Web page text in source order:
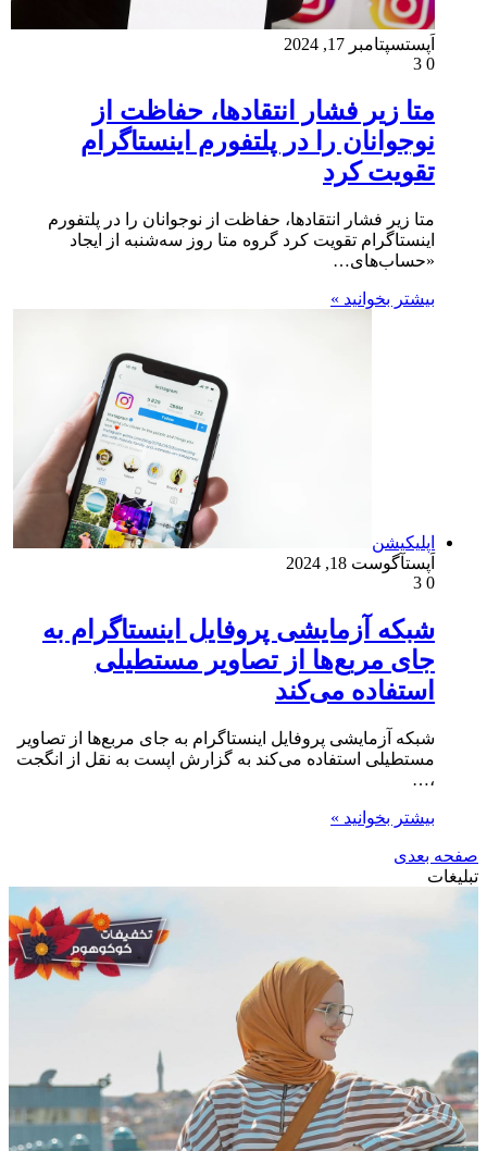
اَپستسپتامبر 17, 2024
0
متا زیر فشار انتقاد‌ها، حفاظت از
نوجوانان را در پلتفورم‌ اینستاگرام
تقویت کرد
متا زیر فشار انتقاد‌ها، حفاظت از نوجوانان را در پلتفورم‌
اینستاگرام تقویت کرد گروه متا روز سه‌شنبه از ایجاد
«حساب‌های…
بیشتر بخوانید »
اپلیکیشن
اَپستآگوست 18, 2024
0
شبکه آزمایشی پروفایل اینستاگرام به
جای مربع‌ها از تصاویر مستطیلی
استفاده می‌کند
شبکه آزمایشی پروفایل اینستاگرام به جای مربع‌ها از تصاویر
مستطیلی استفاده می‌کند به گزارش اپست به نقل از انگجت
،…
بیشتر بخوانید »
صفحه بعدی
تبلیغات